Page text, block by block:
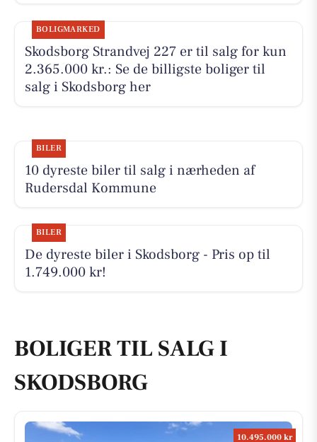
BOLIGMARKED
Skodsborg Strandvej 227 er til salg for kun
2.365.000 kr.: Se de billigste boliger til
salg i Skodsborg her
BILER
10 dyreste biler til salg i nærheden af
Rudersdal Kommune
BILER
De dyreste biler i Skodsborg - Pris op til
1.749.000 kr!
BOLIGER TIL SALG I
SKODSBORG
10.495.000 kr